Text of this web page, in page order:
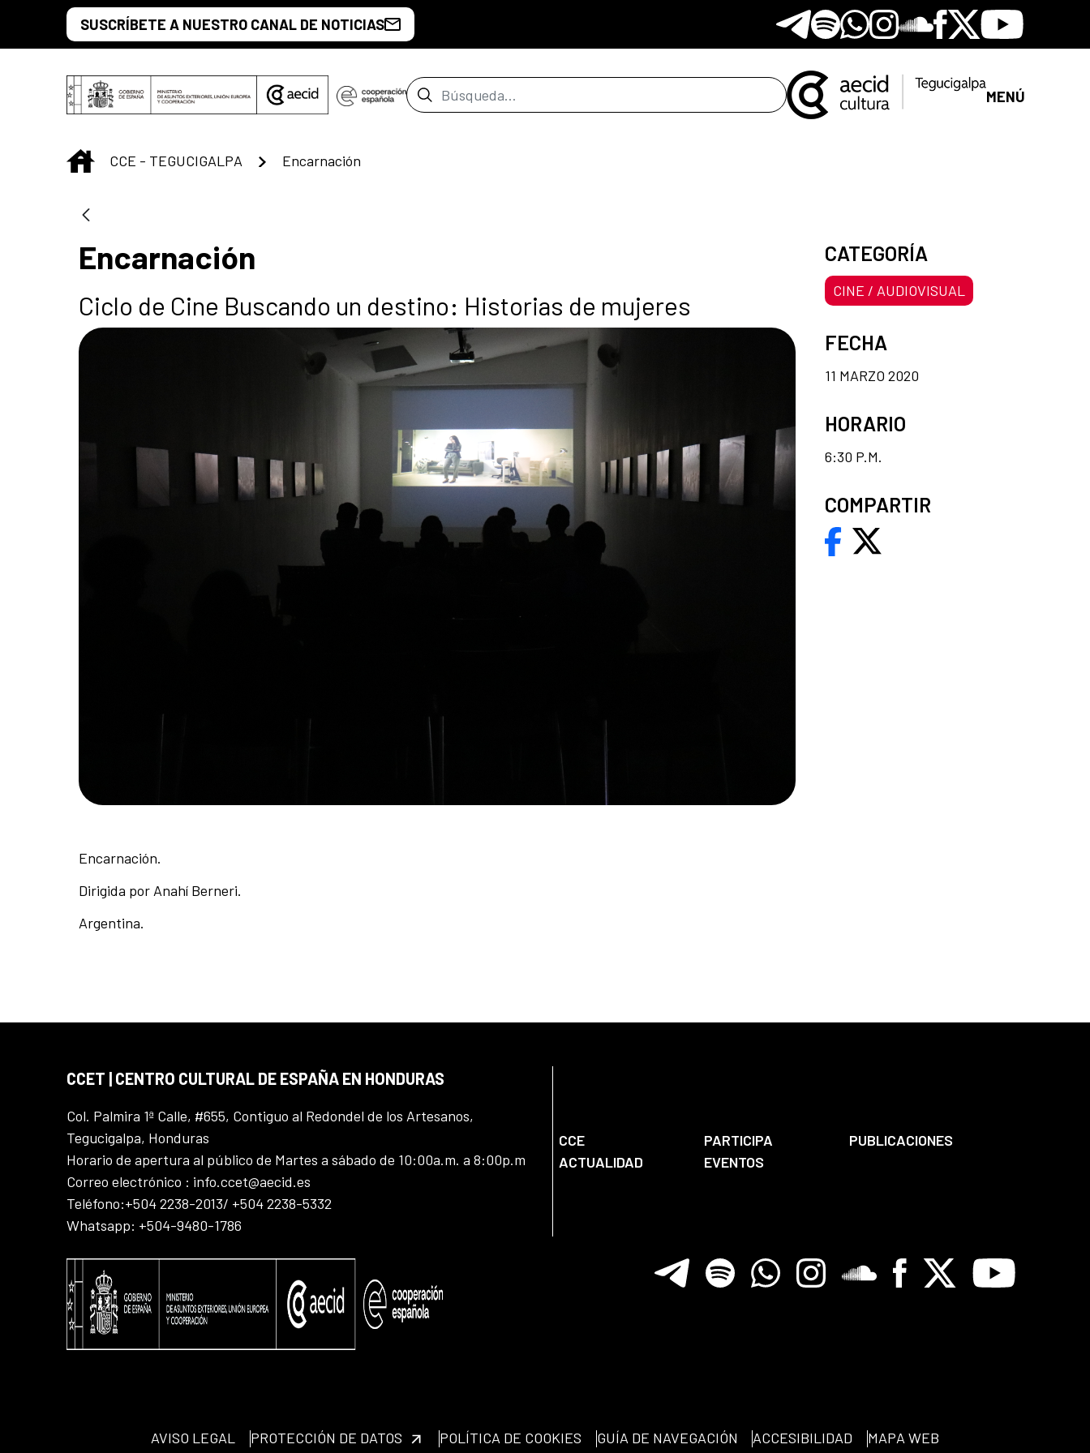
Saltar al contenido principal
SUSCRÍBETE A NUESTRO CANAL DE NOTICIAS Telegram
SpotifyWhatsapp
Instagram
Soundclore
Facebook
X Youtube
Barra de búsqueda MENÚ
INICIO
CCE - TEGUCIGALPA Encarnación
Encarnación
Ciclo de Cine Buscando un destino: Historias de mujeres
Encarnación.
Dirigida por Anahí Berneri.
Argentina.
CATEGORÍA
CINE / AUDIOVISUAL
FECHA
11 MARZO 2020
HORARIO
6:30 P.M.
COMPARTIR
CCET | CENTRO CULTURAL DE ESPAÑA EN HONDURAS
Col. Palmira 1ª Calle, #655, Contiguo al Redondel de los Artesanos,
Tegucigalpa, Honduras
Horario de apertura al público de Martes a sábado de 10:00a.m. a 8:00p.m
Correo electrónico : info.ccet@aecid.es
Teléfono:+504 2238-2013/ +504 2238-5332
Whatsapp: +504-9480-1786
CCE PARTICIPA
PUBLICACIONES
ACTUALIDAD
EVENTOS
TelegramSpotify WhatsappInstagramSoundcloreFacebook
X Youtube
AVISO LEGAL PROTECCIÓN DE DATOS POLÍTICA DE COOKIES GUÍA DE NAVEGACIÓN ACCESIBILIDAD MAPA WEB